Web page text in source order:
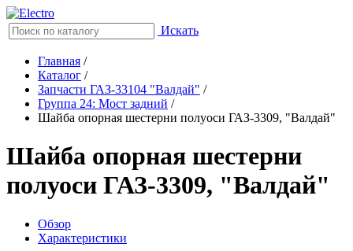
Искать
Главная /
Каталог /
Запчасти ГАЗ-33104 "Валдай" /
Группа 24: Мост задний /
Шайба опорная шестерни полуоси ГАЗ-3309, "Валдай"
Шайба опорная шестерни
полуоси ГАЗ-3309, "Валдай"
Обзор
Характеристики